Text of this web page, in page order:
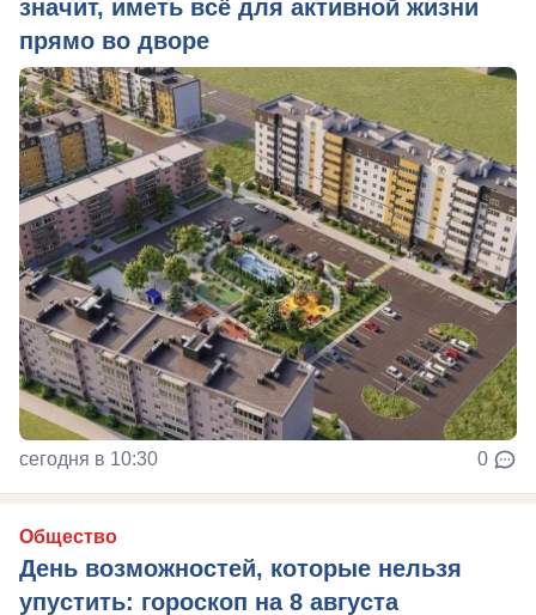
значит, иметь всё для активной жизни
прямо во дворе
сегодня в 10:30 0
Общество
День возможностей, которые нельзя
упустить: гороскоп на 8 августа